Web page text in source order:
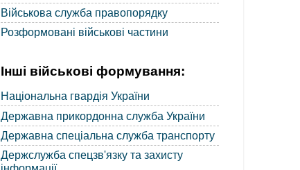
Військова служба правопорядку
Розформовані військові частини
Інші військові формування:
Національна гвардія України
Державна прикордонна служба України
Державна спеціальна служба транспорту
Держслужба спецзв'язку та захисту